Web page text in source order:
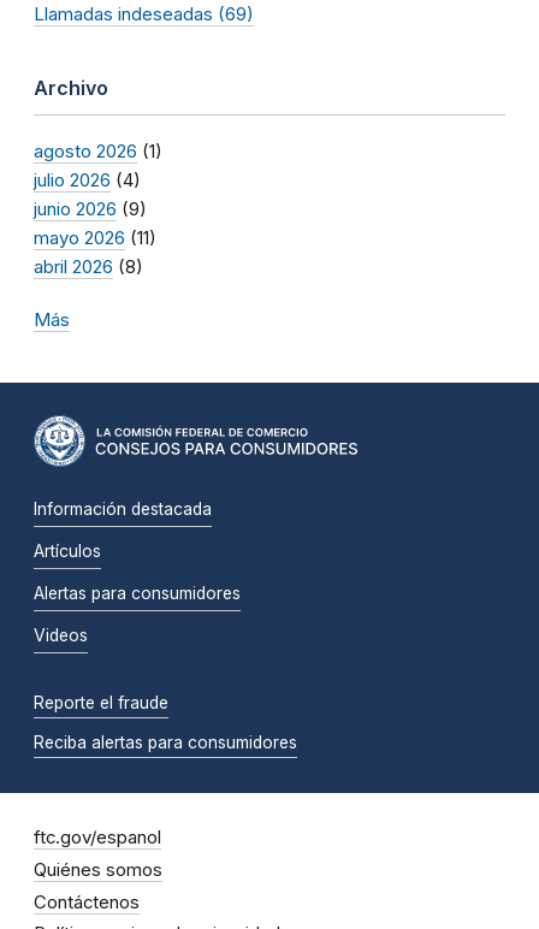
Llamadas indeseadas (69)
Archivo
agosto 2026 (1)
julio 2026 (4)
junio 2026 (9)
mayo 2026 (11)
abril 2026 (8)
Más
Información destacada
Artículos
Alertas para consumidores
Videos
Reporte el fraude
Reciba alertas para consumidores
ftc.gov/espanol
Quiénes somos
Contáctenos